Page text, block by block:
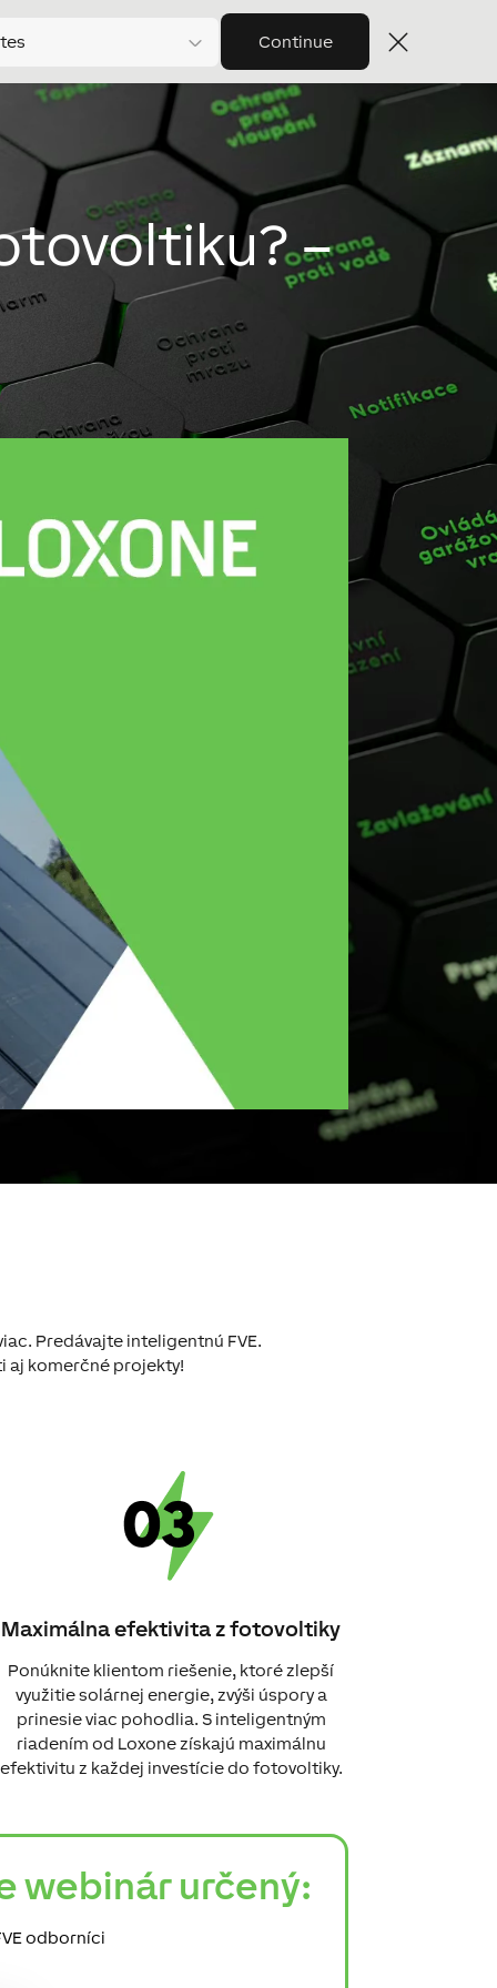
Continue
–
Predávajte inteligentnú FVE.
aj komerčné projekty!
Maximálna efektivita z fotovoltiky
Ponúknite klientom riešenie, ktoré zlepší
využitie solárnej energie, zvýši úspory a
prinesie viac pohodlia. S inteligentným
riadením od Loxone získajú maximálnu
efektivitu z každej investície do fotovoltiky.
webinár určený:
odborníci